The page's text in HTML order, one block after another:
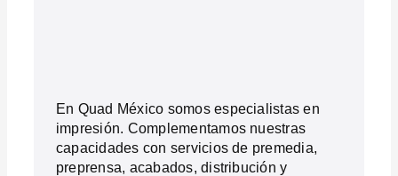
En Quad México somos especialistas en
impresión. Complementamos nuestras
capacidades con servicios de premedia,
preprensa, acabados, distribución y